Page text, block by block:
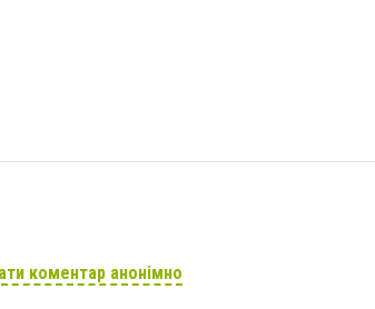
коментар анонімно